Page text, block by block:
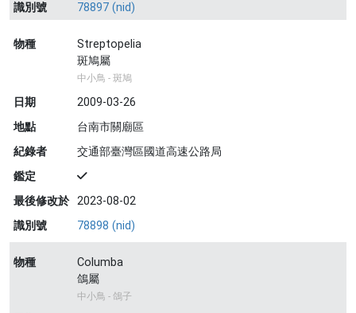
識別號
78897 (nid)
物種
Streptopelia
斑鳩屬
中小鳥 - 斑鳩
日期
2009-03-26
地點
台南市關廟區
紀錄者
交通部臺灣區國道高速公路局
鑑定
最後修改於 2023-08-02
識別號
78898 (nid)
物種
Columba
鴿屬
中小鳥 - 鴿子